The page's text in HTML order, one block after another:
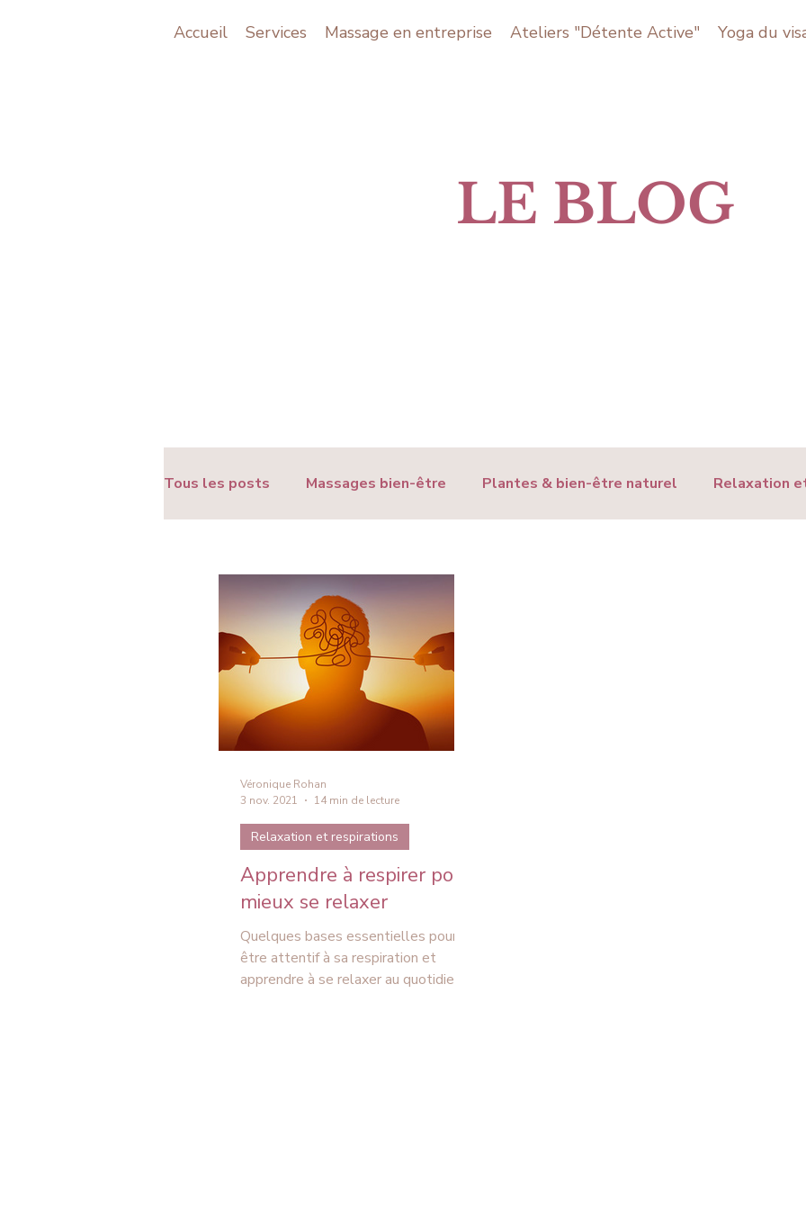
Accueil Services Massage en entreprise Ateliers "Détente Active" Yoga du
LE BLOG
Tous les posts Massages bien-être Plantes & bien-être naturel Relaxation
Apprendre à respirer pour
mieux se relaxer
Quelques bases essentielles pour
être attentif à sa respiration et
apprendre à se relaxer au quotidien.
Relaxation et respirations
Véronique Rohan
3 nov. 2021
14 min de lecture